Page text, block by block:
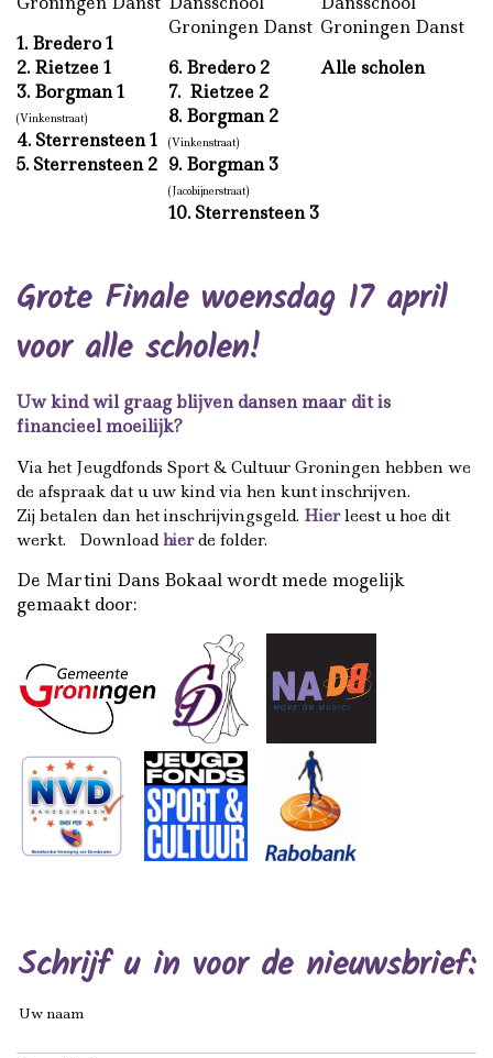
1. Bredero 1
2. Rietzee 1
3. Borgman 1
(Vinkenstraat)
4. Sterrensteen 1
5. Sterrensteen 2
Groningen Danst
6. Bredero 2
7. Rietzee 2
8. Borgman 2
(Vinkenstraat)
9. Borgman 3
(Jacobijnerstraat)
10. Sterrensteen 3
Groningen Danst
Alle scholen
Grote Finale woensdag 17 april
voor alle scholen!
Uw kind wil graag blijven dansen maar dit is
financieel moeilijk?
Via het Jeugdfonds Sport & Cultuur Groningen hebben we
de afspraak dat u uw kind via hen kunt inschrijven.
Zij betalen dan het inschrijvingsgeld. Hier leest u hoe dit
werkt. Downloadhierde folder.
De Martini Dans Bokaal wordt mede mogelijk
gemaakt door:
Schrijf u in voor de nieuwsbrief:
Uw naam